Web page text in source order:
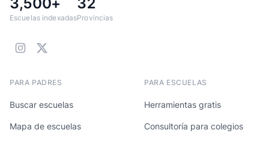
Escuelas indexadasProvincias
PARA PADRES
Buscar escuelas
Mapa de escuelas
PARA ESCUELAS
Herramientas gratis
Consultoría para colegios